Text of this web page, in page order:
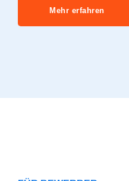
Mehr erfahren